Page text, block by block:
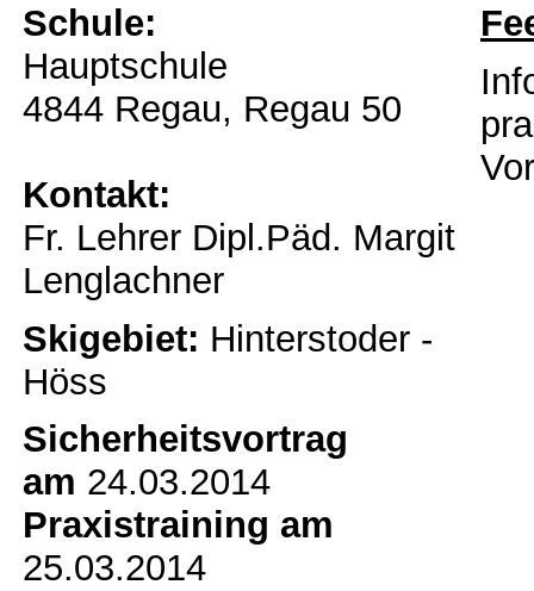
Schule:
Hauptschule
4844 Regau, Regau 50
Kontakt:
Fr. Lehrer Dipl.Päd. Margit
Lenglachner
Skigebiet: Hinterstoder -
Höss
Sicherheitsvortrag
am 24.03.2014
Praxistraining am
25.03.2014